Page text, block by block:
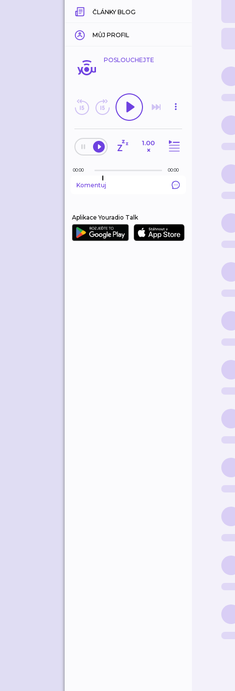
ČLÁNKY BLOG
MŮJ PROFIL
POSLOUCHEJTE
1.00
×
00:00 00:00
Komentuj
Aplikace Youradio Talk